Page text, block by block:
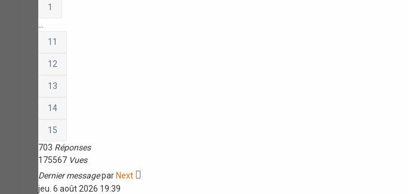
1
11
12
13
14
15
703 Réponses
175567 Vues
Dernier messagepar Next
jeu. 6 août 2026 19:39